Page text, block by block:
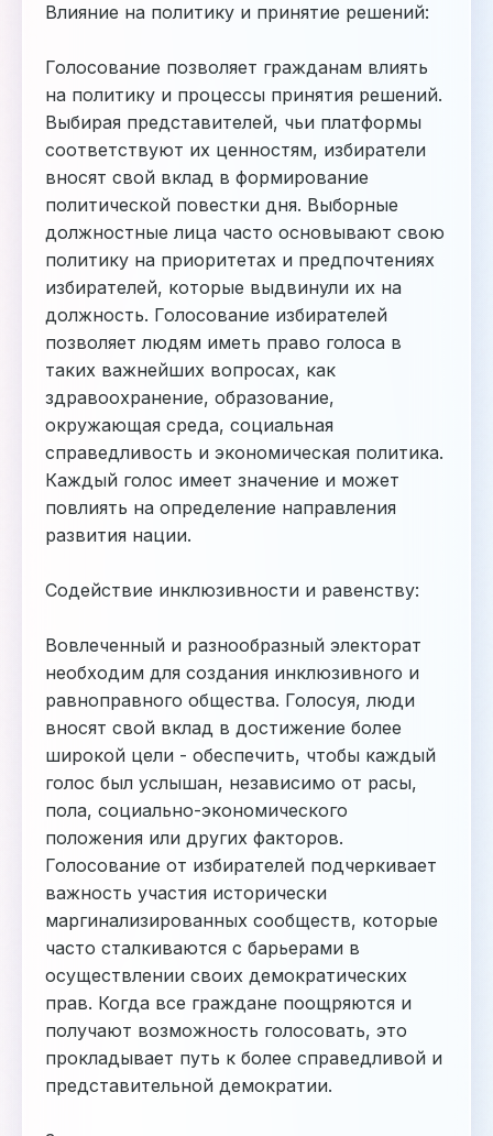
Влияние на политику и принятие решений:
Голосование позволяет гражданам влиять
на политику и процессы принятия решений.
Выбирая представителей, чьи платформы
соответствуют их ценностям, избиратели
вносят свой вклад в формирование
политической повестки дня. Выборные
должностные лица часто основывают свою
политику на приоритетах и предпочтениях
избирателей, которые выдвинули их на
должность. Голосование избирателей
позволяет людям иметь право голоса в
таких важнейших вопросах, как
здравоохранение, образование,
окружающая среда, социальная
справедливость и экономическая политика.
Каждый голос имеет значение и может
повлиять на определение направления
развития нации.
Содействие инклюзивности и равенству:
Вовлеченный и разнообразный электорат
необходим для создания инклюзивного и
равноправного общества. Голосуя, люди
вносят свой вклад в достижение более
широкой цели - обеспечить, чтобы каждый
голос был услышан, независимо от расы,
пола, социально-экономического
положения или других факторов.
Голосование от избирателей подчеркивает
важность участия исторически
маргинализированных сообществ, которые
часто сталкиваются с барьерами в
осуществлении своих демократических
прав. Когда все граждане поощряются и
получают возможность голосовать, это
прокладывает путь к более справедливой и
представительной демократии.